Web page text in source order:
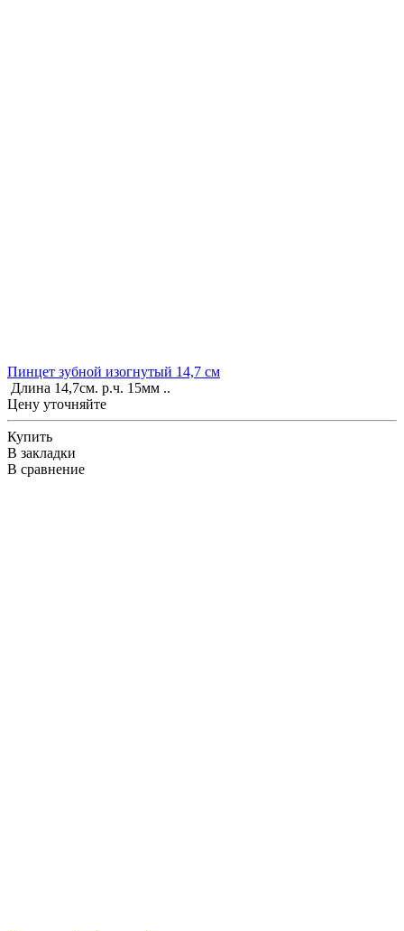
Пинцет зубной изогнутый 14,7 см
Длина 14,7см. р.ч. 15мм ..
Цену уточняйте
Купить
В закладки
В сравнение